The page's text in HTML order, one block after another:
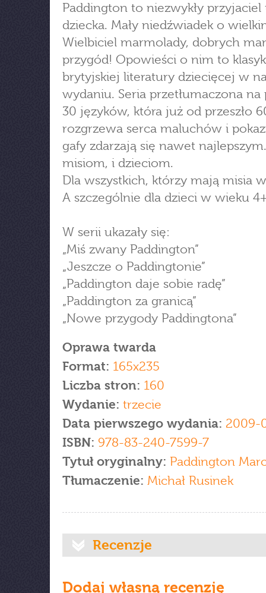
Paddington to niezwykły
dziecka. Mały niedźwiadek o
Wielbiciel marmolady, dobrych
przygód! Opowieści o nim to
brytyjskiej literatury dziecięcej w
wydaniu. Seria przetłumaczona na
30 języków, która już od przeszło
rozgrzewa serca maluchów i
gafy zdarzają się nawet
misiom, i dzieciom.
Dla wszystkich, którzy mają misia
A szczególnie dla dzieci w wieku
W serii ukazały się:
„Miś zwany Paddington”
„Jeszcze o Paddingtonie”
„Paddington daje sobie radę”
„Paddington za granicą”
„Nowe przygody Paddingtona”
Oprawa twarda
Format: 165x235
Liczba stron: 160
Wydanie: trzecie
Data pierwszego wydania: 2009-
ISBN: 978-83-240-7599-7
Tytuł oryginalny: Paddington
Tłumaczenie: Michał Rusinek
Recenzje
Dodaj własną recenzję